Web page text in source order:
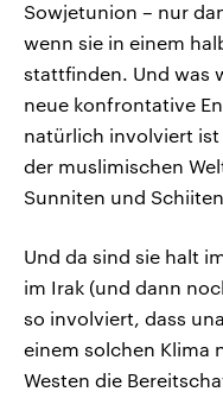
Sowjetunion – nur
wenn sie in einem
stattfinden. Und was
neue konfrontative
natürlich involviert
der muslimischen
Sunniten und
Und da sind sie halt
im Irak (und dann
so involviert, dass
einem solchen Klima
Westen die